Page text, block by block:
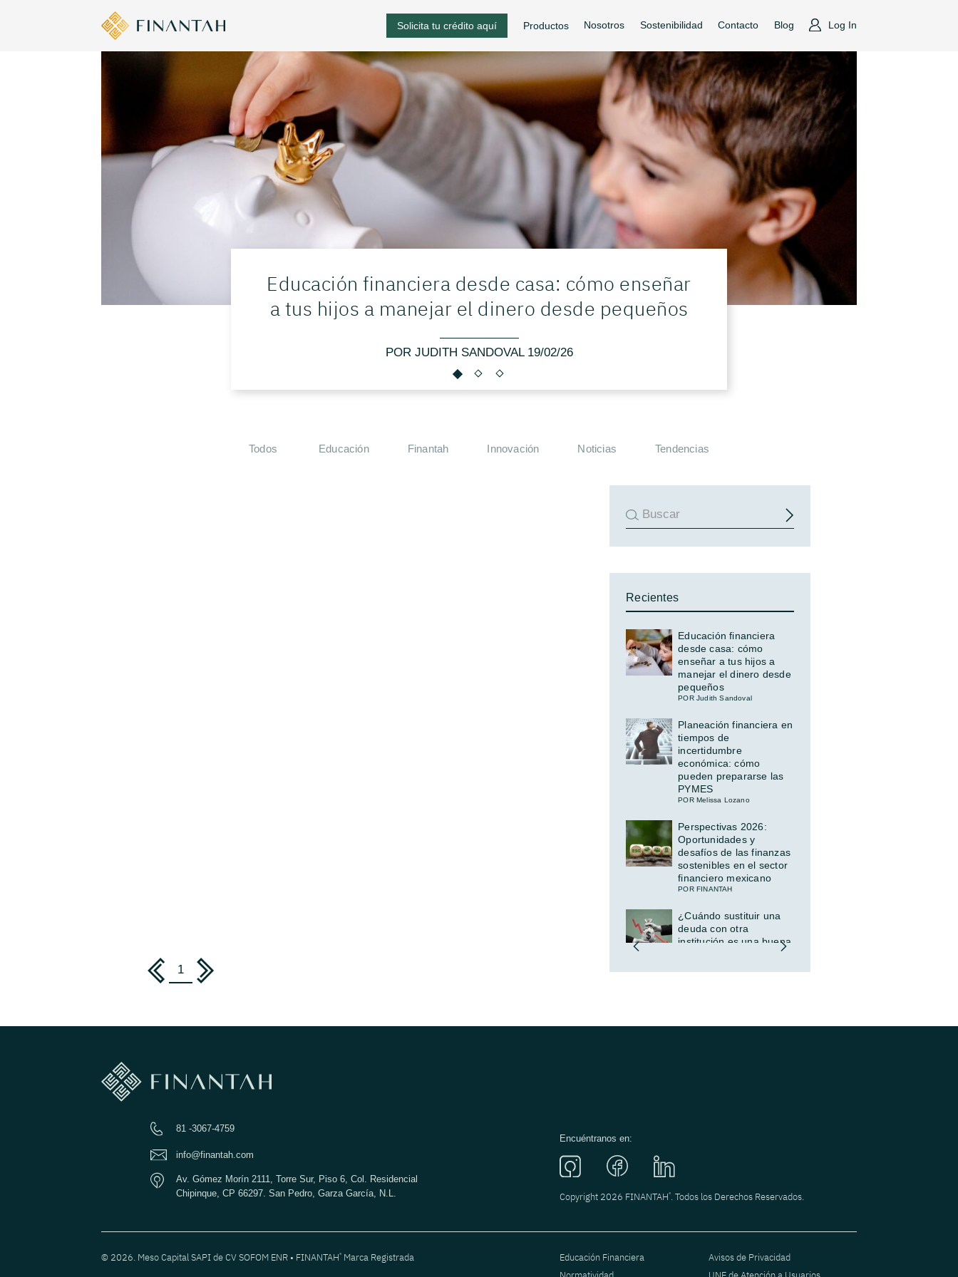
Solicita tu crédito aquí Productos Nosotros Sostenibilidad Contacto Blog Log In
Educación financiera desde casa: cómo enseñar
a tus hijos a manejar el dinero desde pequeños
POR JUDITH SANDOVAL 19/02/26
Todos Educación Finantah Innovación Noticias Tendencias
Recientes
Educación financiera
desde casa: cómo
enseñar a tus hijos a
manejar el dinero desde
pequeños
POR Judith Sandoval
Planeación financiera en
tiempos de
incertidumbre
económica: cómo
pueden prepararse las
PYMES
POR Melissa Lozano
Perspectivas 2026:
Oportunidades y
desafíos de las finanzas
sostenibles en el sector
financiero mexicano
POR FINANTAH
¿Cuándo sustituir una
deuda con otra
institución es una buena
negocio
1
81 -3067-4759
info@finantah.com
Av. Gómez Morín 2111, Torre Sur, Piso 6, Col. Residencial
Chipinque, CP 66297. San Pedro, Garza García, N.L.
Encuéntranos en:
Copyright 2026 FINANTAH®. Todos los Derechos Reservados.
© 2026. Meso Capital SAPI de CV SOFOM ENR • FINANTAH® Marca Registrada Educación Financiera
Avisos de Privacidad